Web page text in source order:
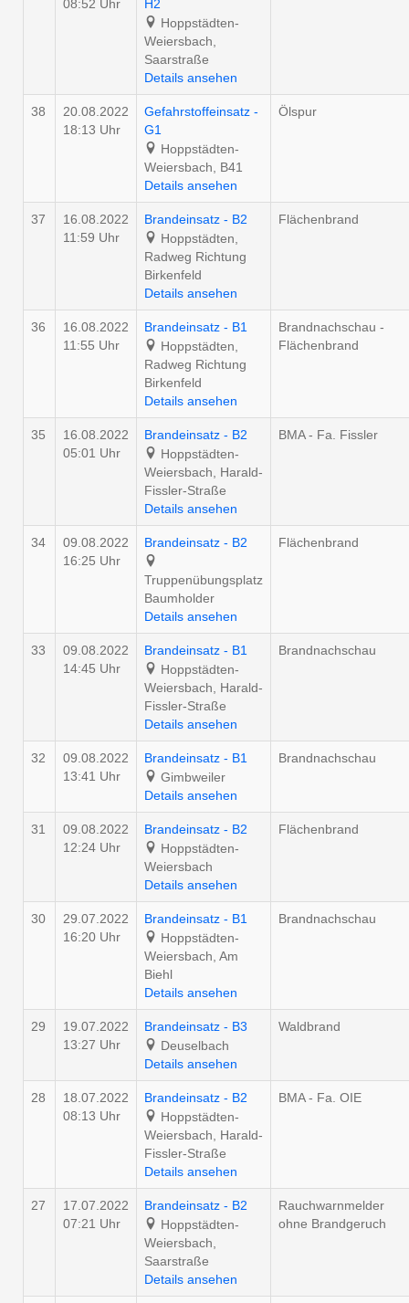
08:52 Uhr
H2
Hoppstädten-
Weiersbach,
Saarstraße
Details ansehen
38
20.08.2022
18:13 Uhr
Gefahrstoffeinsatz -
G1
Hoppstädten-
Weiersbach, B41
Details ansehen
Ölspur
37
16.08.2022
11:59 Uhr
Brandeinsatz - B2
Hoppstädten,
Radweg Richtung
Birkenfeld
Details ansehen
Flächenbrand
36
16.08.2022
11:55 Uhr
Brandeinsatz - B1
Hoppstädten,
Radweg Richtung
Birkenfeld
Details ansehen
Brandnachschau -
Flächenbrand
35
16.08.2022
05:01 Uhr
Brandeinsatz - B2
Hoppstädten-
Weiersbach, Harald-
Fissler-Straße
Details ansehen
BMA - Fa. Fissler
34
09.08.2022
16:25 Uhr
Brandeinsatz - B2
Truppenübungsplatz
Baumholder
Details ansehen
Flächenbrand
33
09.08.2022
14:45 Uhr
Brandeinsatz - B1
Hoppstädten-
Weiersbach, Harald-
Fissler-Straße
Details ansehen
Brandnachschau
32
09.08.2022
13:41 Uhr
Brandeinsatz - B1
Gimbweiler
Details ansehen
Brandnachschau
31
09.08.2022
12:24 Uhr
Brandeinsatz - B2
Hoppstädten-
Weiersbach
Details ansehen
Flächenbrand
30
29.07.2022
16:20 Uhr
Brandeinsatz - B1
Hoppstädten-
Weiersbach, Am
Biehl
Details ansehen
Brandnachschau
29
19.07.2022
13:27 Uhr
Brandeinsatz - B3
Deuselbach
Details ansehen
Waldbrand
28
18.07.2022
08:13 Uhr
Brandeinsatz - B2
Hoppstädten-
Weiersbach, Harald-
Fissler-Straße
Details ansehen
BMA - Fa. OIE
27
17.07.2022
07:21 Uhr
Brandeinsatz - B2
Hoppstädten-
Weiersbach,
Saarstraße
Details ansehen
Rauchwarnmelder
ohne Brandgeruch